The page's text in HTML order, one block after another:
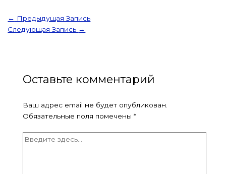
← Предыдущая Запись
Следующая Запись →
Оставьте комментарий
Ваш адрес email не будет опубликован.
Обязательные поля помечены *
Введите